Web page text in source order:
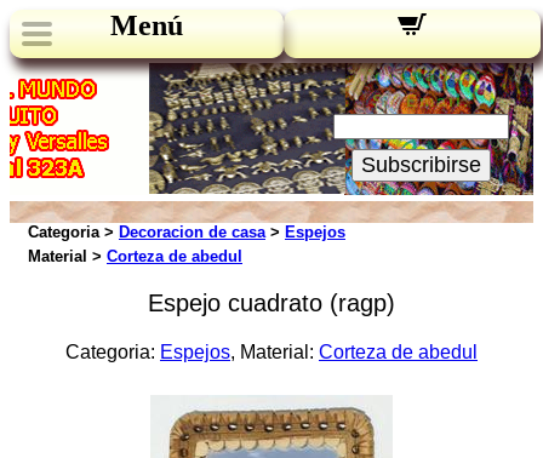
Menú
Novedades:
Su Email:
Subscribirse
Categoria > Decoracion de casa> Espejos
Material > Corteza de abedul
Espejo cuadrato (ragp)
Categoria: Espejos, Material: Corteza de abedul